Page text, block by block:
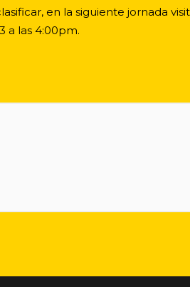
en la siguiente jornada
a las 4:00pm.